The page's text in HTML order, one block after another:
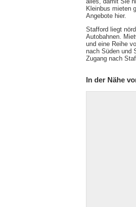
Kleinbus mieten
Angebote hier.
Stafford liegt
Autobahnen.
und eine Reihe
nach Süden und
Zugang nach
In der Nähe